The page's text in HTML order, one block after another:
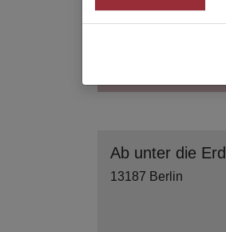
Suchen Sie
Ab unter die
13187 Berlin